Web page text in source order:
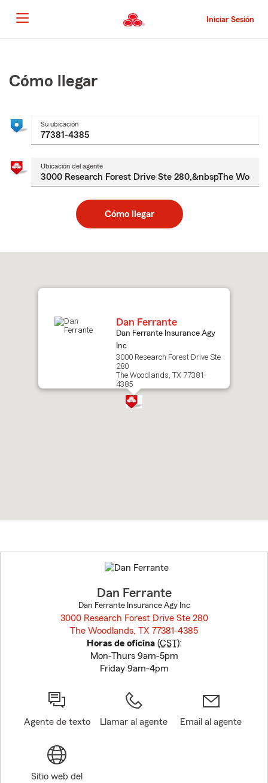
al
contenido
principal
Iniciar Sesión
principal
Cómo llegar
Su ubicación
Ubicación del agente
Cómo llegar
to
Dan Ferrante
Dan Ferrante Insurance Agy
Inc
3000 Research Forest Drive Ste
280
The Woodlands, TX 77381-
4385
to
before
Dan Ferrante
Dan Ferrante Insurance Agy Inc
3000 Research Forest Drive Ste 280
The Woodlands, TX 77381-4385
Horas de oficina(CST):
Mon-Thurs 9am-5pm
Friday 9am-4pm
Agente de texto Llamar al agente Email al agente
Sitio web del